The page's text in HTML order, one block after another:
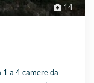
14
a 4 camere da